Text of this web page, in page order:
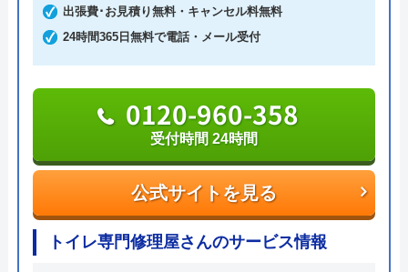
Googleクチコミを見る
0120-002-513
受付時間 24時間
水110番の基本情報
シェアリングテクノロジー株式会社
代表者 森吉寛裕
出張費･お見積り無料・キャンセル料無料
24時間365日無料で電話・メール受付
公式サイトを見る
0120-960-358
受付時間 24時間
トイレ専門修理屋さんのサービス情報